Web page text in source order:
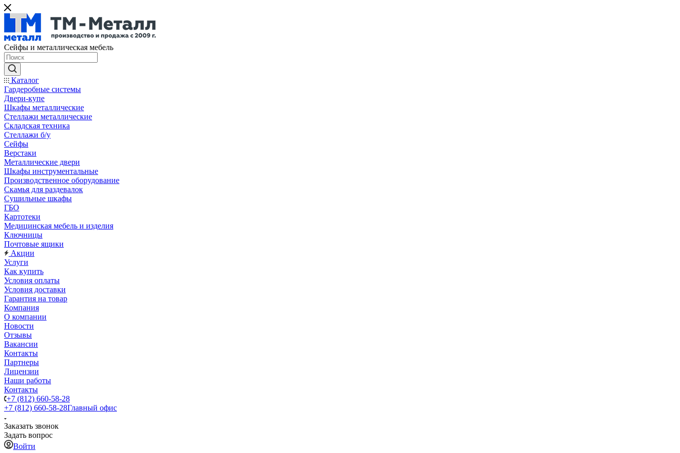
Сейфы и металлическая мебель
Каталог
Гардеробные системы
Двери-купе
Шкафы металлические
Стеллажи металлические
Складская техника
Стеллажи б/у
Сейфы
Верстаки
Металлические двери
Шкафы инструментальные
Производственное оборудование
Скамья для раздевалок
Сушильные шкафы
ГБО
Картотеки
Медицинская мебель и изделия
Ключницы
Почтовые ящики
Акции
Услуги
Как купить
Условия оплаты
Условия доставки
Гарантия на товар
Компания
О компании
Новости
Отзывы
Вакансии
Контакты
Партнеры
Лицензии
Наши работы
Контакты
+7 (812) 660-58-28
+7 (812) 660-58-28Главный офис
Заказать звонок
Задать вопрос
Войти